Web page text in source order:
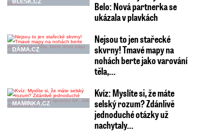
BLESK.CZ
Belo: Nová partnerka se
ukázala v plavkách
DÁMA.CZ
Nejsou to jen stařecké
skvrny! Tmavé mapy na
nohách berte jako varování
těla,…
MAMINKA.CZ
Kvíz: Myslíte si, že máte
selský rozum? Zdánlivě
jednoduché otázky už
nachytaly…